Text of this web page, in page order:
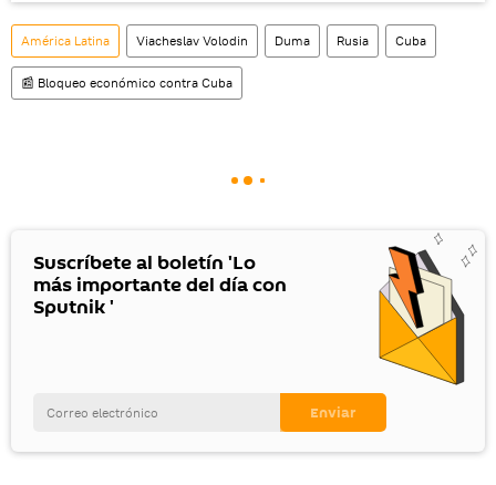
América Latina Viacheslav Volodin Duma Rusia Cuba
📰 Bloqueo económico contra Cuba
Suscríbete al boletín 'Lo
más importante del día con
Sputnik '